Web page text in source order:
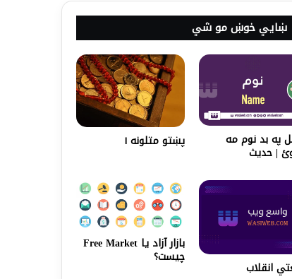
ښايي خوښ مو شي
په بد نوم مه
| حدیث
پښتو متلونه ۱
انقلاب
بازار آزاد یا Free Market
چیست؟